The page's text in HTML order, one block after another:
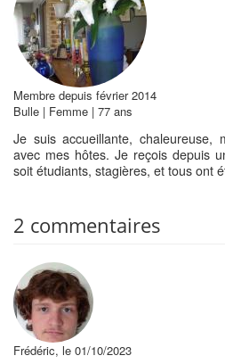
Membre depuis février 2014
Bulle | Femme | 77 ans
Je suis accueillante, chaleureuse,
avec mes hôtes. Je reçois depuis
soit étudiants, stagières, et tous ont
2 commentaires
Frédéric, le 01/10/2023